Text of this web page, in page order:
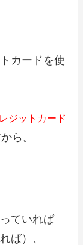
カードを使
ジットカード
ら。
ていれば
ば）、